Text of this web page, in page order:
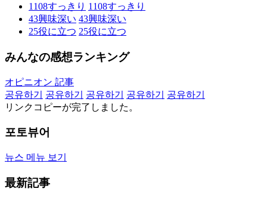
1108すっきり 1108すっきり
43興味深い 43興味深い
25役に立つ 25役に立つ
みんなの感想ランキング
オピニオン 記事
공유하기
공유하기 공유하기 공유하기
공유하기
リンクコピーが完了しました。
포토뷰어
뉴스 메뉴 보기
最新記事